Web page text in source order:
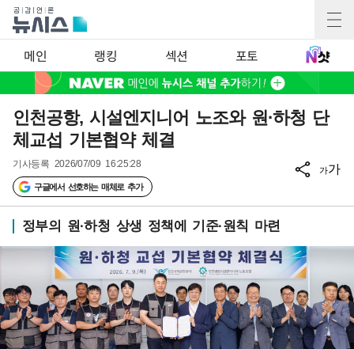
메인 랭킹 섹션 포토
인천공항, 시설엔지니어 노조와 원·하청 단
체교섭 기본협약 체결
기사등록 2026/07/09 16:25:28
구글에서 선호하는 매체로 추가
가가
정부의 원·하청 상생 정책에 기준·원칙 마련